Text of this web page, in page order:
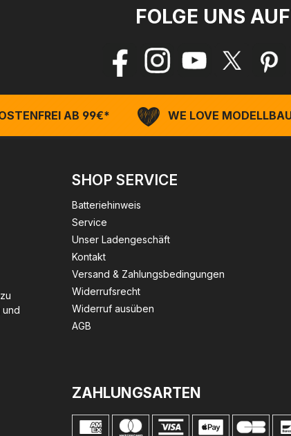
FOLGE UNS AUF
AB 99€* WE LOVE
und
SHOP SERVICE
Batteriehinweis
Service
Unser Ladengeschäft
Kontakt
Versand & Zahlungsbedingungen
Widerrufsrecht
Widerruf ausüben
AGB
ZAHLUNGSARTEN